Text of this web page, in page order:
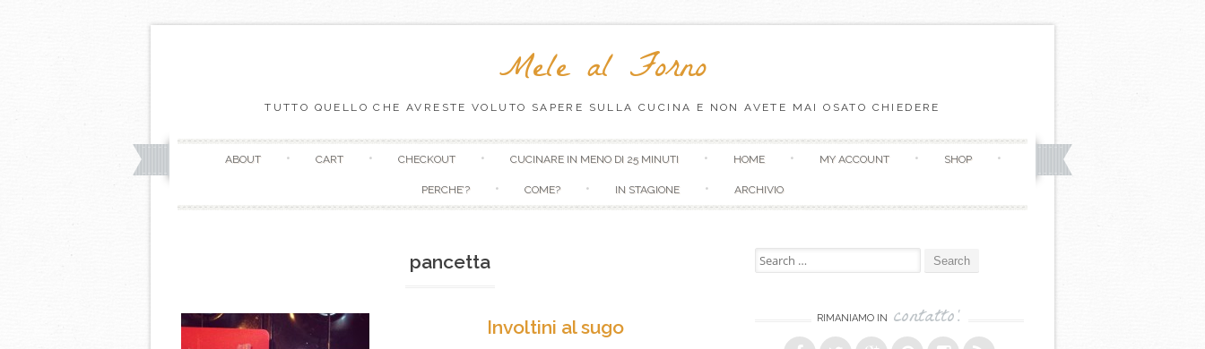
Mele al Forno
TUTTO QUELLO CHE AVRESTE VOLUTO SAPERE SULLA CUCINA E NON AVETE MAI OSATO CHIEDERE
ABOUT CART CHECKOUT CUCINARE IN MENO DI 25 MINUTI HOME MY ACCOUNT SHOP
PERCHE’? COME? IN STAGIONE ARCHIVIO
pancetta
Involtini al sugo
Search for:
RIMANIAMO IN contatto!